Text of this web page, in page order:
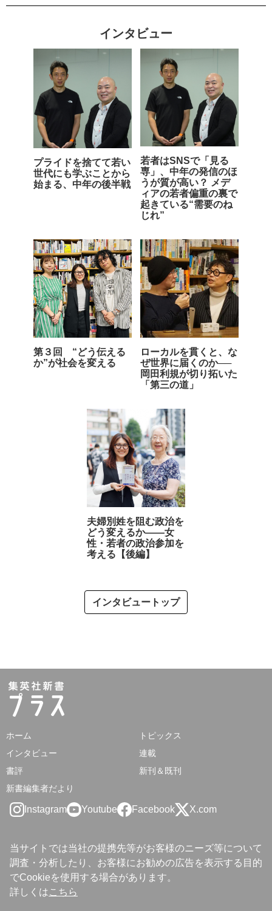
インタビュー
プライドを捨てて若い
世代にも学ぶことから
始まる、中年の後半戦
若者はSNSで「見る
専」、中年の発信のほ
うが質が高い？ メデ
ィアの若者偏重の裏で
起きている“需要のね
じれ”
第３回 “どう伝える
か”が社会を変える
ローカルを貫くと、な
ぜ世界に届くのか──
岡田利規が切り拓いた
「第三の道」
夫婦別姓を阻む政治を
どう変えるか――女
性・若者の政治参加を
考える【後編】
インタビュートップ
ホーム
トピックス
インタビュー
連載
書評
新刊＆既刊
新書編集者だより
Instagram Youtube Facebook X.com
当サイトでは当社の提携先等がお客様のニーズ等について
調査・分析したり、お客様にお勧めの広告を表示する目的
でCookieを使用する場合があります。
詳しくはこちら